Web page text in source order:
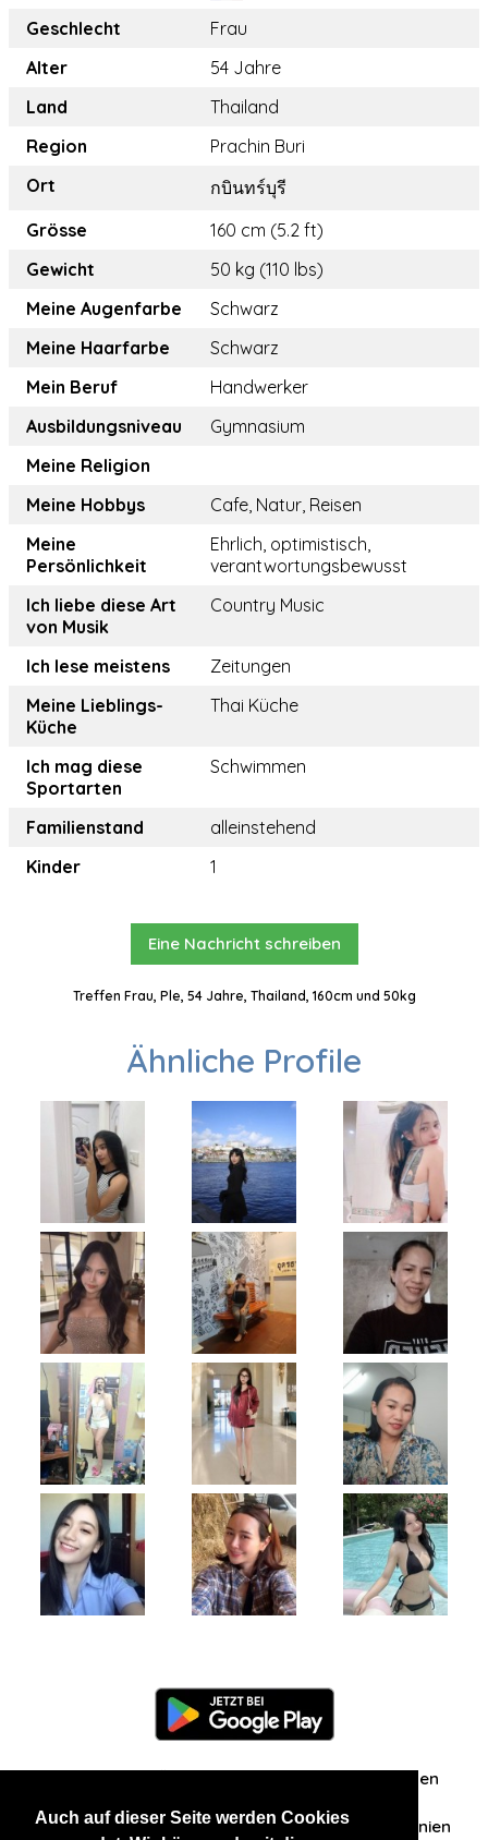
Auch auf dieser Seite werden Cookies
Geschlecht
Frau
Alter
54 Jahre
Land
Thailand
Region
Prachin Buri
Ort
กบินทร์บุรี
Grösse
160 cm (5.2 ft)
Gewicht
50 kg (110 lbs)
Meine Augenfarbe
Schwarz
Meine Haarfarbe
Schwarz
Mein Beruf
Handwerker
Ausbildungsniveau
Gymnasium
Meine Religion
Meine Hobbys
Cafe, Natur, Reisen
Meine
Persönlichkeit
Ehrlich, optimistisch,
verantwortungsbewusst
Ich liebe diese Art
von Musik
Country Music
Ich lese meistens
Zeitungen
Meine Lieblings-
Küche
Thai Küche
Ich mag diese
Sportarten
Schwimmen
Familienstand
alleinstehend
Kinder
1
Eine Nachricht schreiben
Treffen Frau, Ple, 54 Jahre, Thailand, 160cm und 50kg
Ähnliche Profile
Zuschriften/Erfahrungen
Datenschutzerklärung AGB Datenschutzrichtlinien